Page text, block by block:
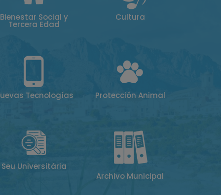
Bienestar Social y
Tercera Edad
Cultura
Tecnologías Protección Animal
Seu Universitària
Archivo Municipal